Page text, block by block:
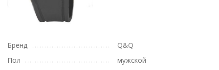
Бренд
Q&Q
Пол
мужской